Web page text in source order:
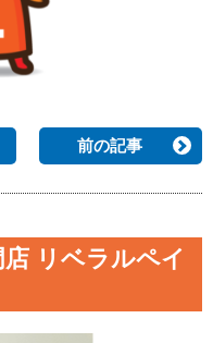
前の記事
リベラルペイ